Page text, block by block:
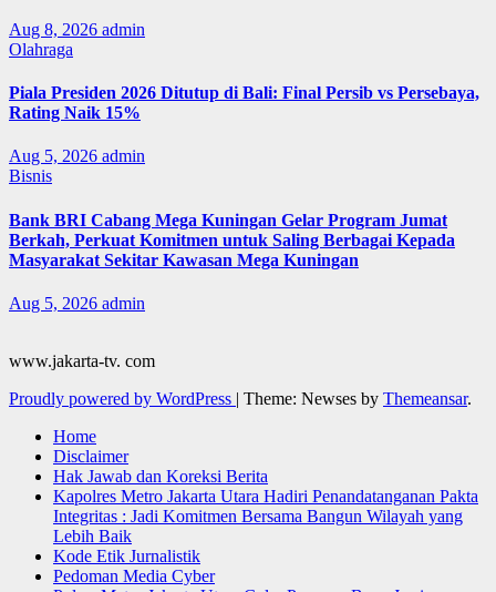
Aug 8, 2026 admin
Olahraga
Piala Presiden 2026 Ditutup di Bali: Final Persib vs Persebaya,
Rating Naik 15%
Aug 5, 2026 admin
Bisnis
Bank BRI Cabang Mega Kuningan Gelar Program Jumat
Berkah, Perkuat Komitmen untuk Saling Berbagai Kepada
Masyarakat Sekitar Kawasan Mega Kuningan
Aug 5, 2026 admin
www.jakarta-tv. com
Proudly powered by WordPress | Theme: Newses by Themeansar.
Home
Disclaimer
Hak Jawab dan Koreksi Berita
Kapolres Metro Jakarta Utara Hadiri Penandatanganan Pakta
Integritas : Jadi Komitmen Bersama Bangun Wilayah yang
Lebih Baik
Kode Etik Jurnalistik
Pedoman Media Cyber